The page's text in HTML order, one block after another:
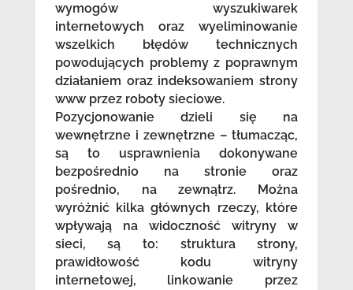
wymogów wyszukiwarek
internetowych oraz wyeliminowanie
wszelkich błędów technicznych
powodujących problemy z poprawnym
działaniem oraz indeksowaniem strony
www przez roboty sieciowe.
Pozycjonowanie dzieli się na
wewnętrzne i zewnętrzne – tłumacząc,
są to usprawnienia dokonywane
bezpośrednio na stronie oraz
pośrednio, na zewnątrz. Można
wyróżnić kilka głównych rzeczy, które
wpływają na widoczność witryny w
sieci, są to: struktura strony,
prawidłowość kodu witryny
internetowej, linkowanie przez